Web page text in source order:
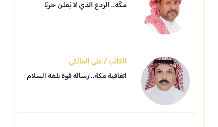
مكّة.. الردع الذي لا يُعلن حربًا
الكاتب / علي المالكي
اتفاقية مكة.. رسالة قوة بلغة السلام